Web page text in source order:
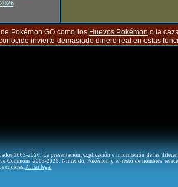
2026
Pokémon GO como los Huevos Pokémon o la
invierte demasiado dinero real en estas
2003-2026. La presentación, explicación e información de las
Commons 2003-2026. Nintendo, Pokémon y el resto de nombres
cookies. Aviso legal